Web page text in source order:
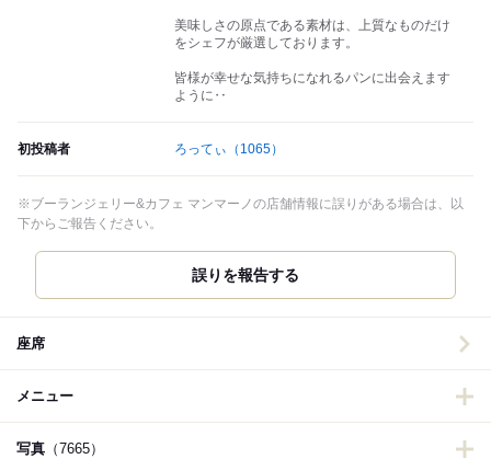
美味しさの原点である素材は、上質なものだけ
をシェフが厳選しております。
皆様が幸せな気持ちになれるパンに出会えます
ように‥
初投稿者 ろってぃ （1065）
※ブーランジェリー&カフェ マンマーノの店舗情報に誤りがある場合は、以
下からご報告ください。
誤りを報告する
座席
メニュー
写真 （7665）